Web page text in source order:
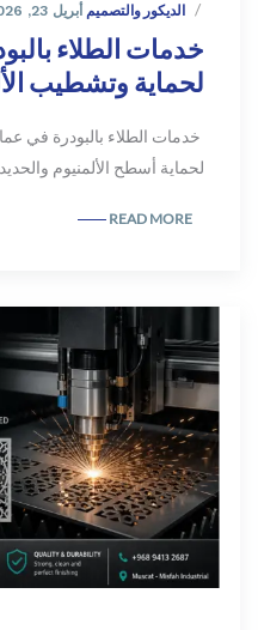
الديكور والتصميم أبريل 23, 2026
خدمات الطلاء
لحماية وتشطيب
خدمات الطلاء بالبودرة في
لحماية أسطح الألمنيوم
READ MORE